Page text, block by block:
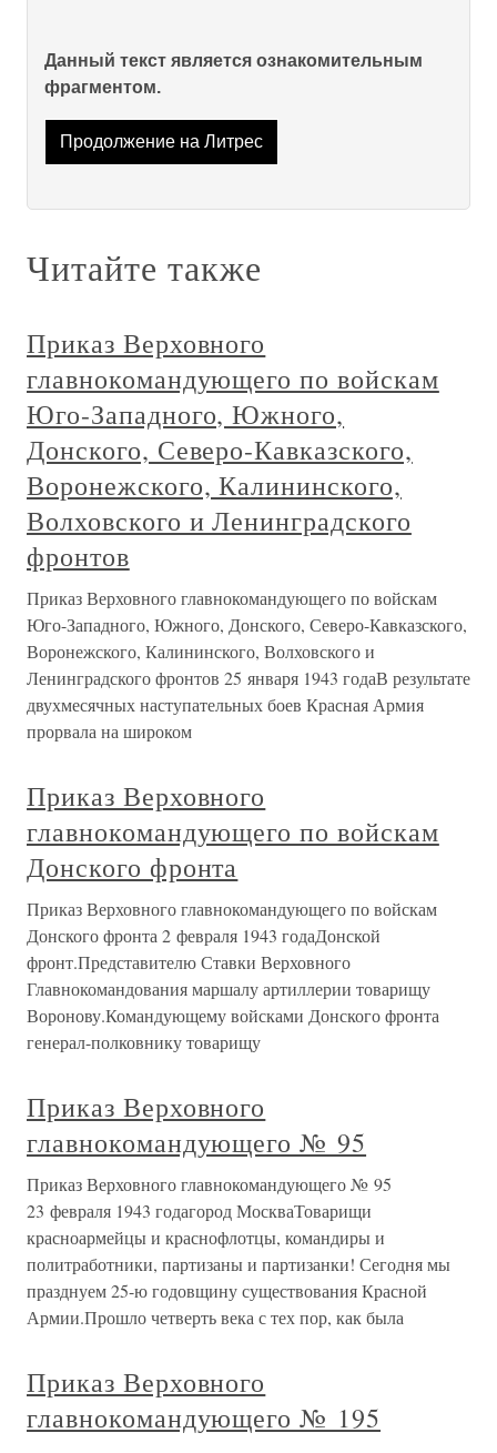
Данный текст является ознакомительным
фрагментом.
Продолжение на Литрес
Читайте также
Приказ Верховного
главнокомандующего по войскам
Юго-Западного, Южного,
Донского, Северо-Кавказского,
Воронежского, Калининского,
Волховского и Ленинградского
фронтов
Приказ Верховного главнокомандующего по войскам
Юго-Западного, Южного, Донского, Северо-Кавказского,
Воронежского, Калининского, Волховского и
Ленинградского фронтов 25 января 1943 годаВ результате
двухмесячных наступательных боев Красная Армия
прорвала на широком
Приказ Верховного
главнокомандующего по войскам
Донского фронта
Приказ Верховного главнокомандующего по войскам
Донского фронта 2 февраля 1943 годаДонской
фронт.Представителю Ставки Верховного
Главнокомандования маршалу артиллерии товарищу
Воронову.Командующему войсками Донского фронта
генерал-полковнику товарищу
Приказ Верховного
главнокомандующего № 95
Приказ Верховного главнокомандующего № 95
23 февраля 1943 годагород МоскваТоварищи
красноармейцы и краснофлотцы, командиры и
политработники, партизаны и партизанки! Сегодня мы
празднуем 25-ю годовщину существования Красной
Армии.Прошло четверть века с тех пор, как была
Приказ Верховного
главнокомандующего № 195